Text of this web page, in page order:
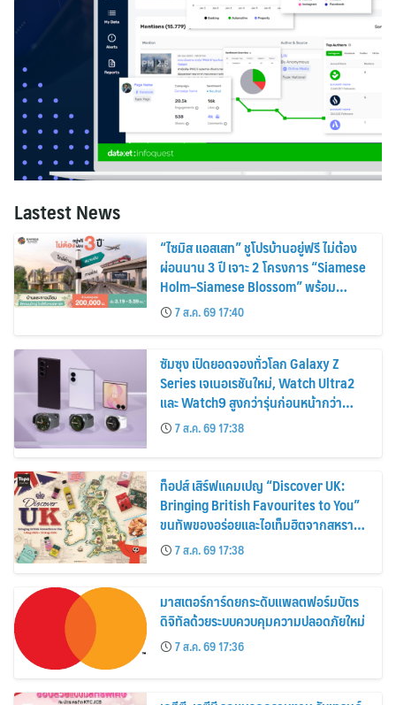
Lastest News
“ไซมิส แอสเสท” ชูโปรบ้านอยู่ฟรี ไม่ต้อง
ผ่อนนาน 3 ปี เจาะ 2 โครงการ “Siamese
Holm–Siamese Blossom” พร้อม
ส่วนลดและสิทธิพิเศษถึง 31 สิงหาคม
2569
7 ส.ค. 69 17:40
ซัมซุง เปิดยอดจองทั่วโลก Galaxy Z
Series เจเนอเรชันใหม่, Watch Ultra2
และ Watch9 สูงกว่ารุ่นก่อนหน้ากว่า
30%7 ส.ค. 69 17:38
ท็อปส์ เสิร์ฟแคมเปญ “Discover UK:
Bringing British Favourites to You”
ขนทัพของอร่อยและไอเท็มฮิตจากสหราช
อาณาจักร ส่งตรงถึงมือตั้งแต่วันนี้ – 18
สิงหาคมนี้
7 ส.ค. 69 17:38
มาสเตอร์การ์ดยกระดับแพลตฟอร์มบัตร
ดิจิทัลด้วยระบบควบคุมความปลอดภัยใหม่
7 ส.ค. 69 17:36